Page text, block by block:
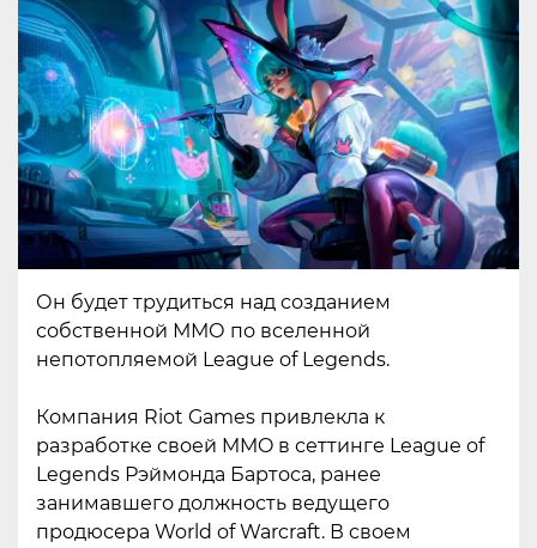
Он будет трудиться над созданием
собственной ММО по вселенной
непотопляемой League of Legends.
Компания Riot Games привлекла к
разработке своей MMO в сеттинге League of
Legends Рэймонда Бартоса, ранее
занимавшего должность ведущего
продюсера World of Warcraft. В своем